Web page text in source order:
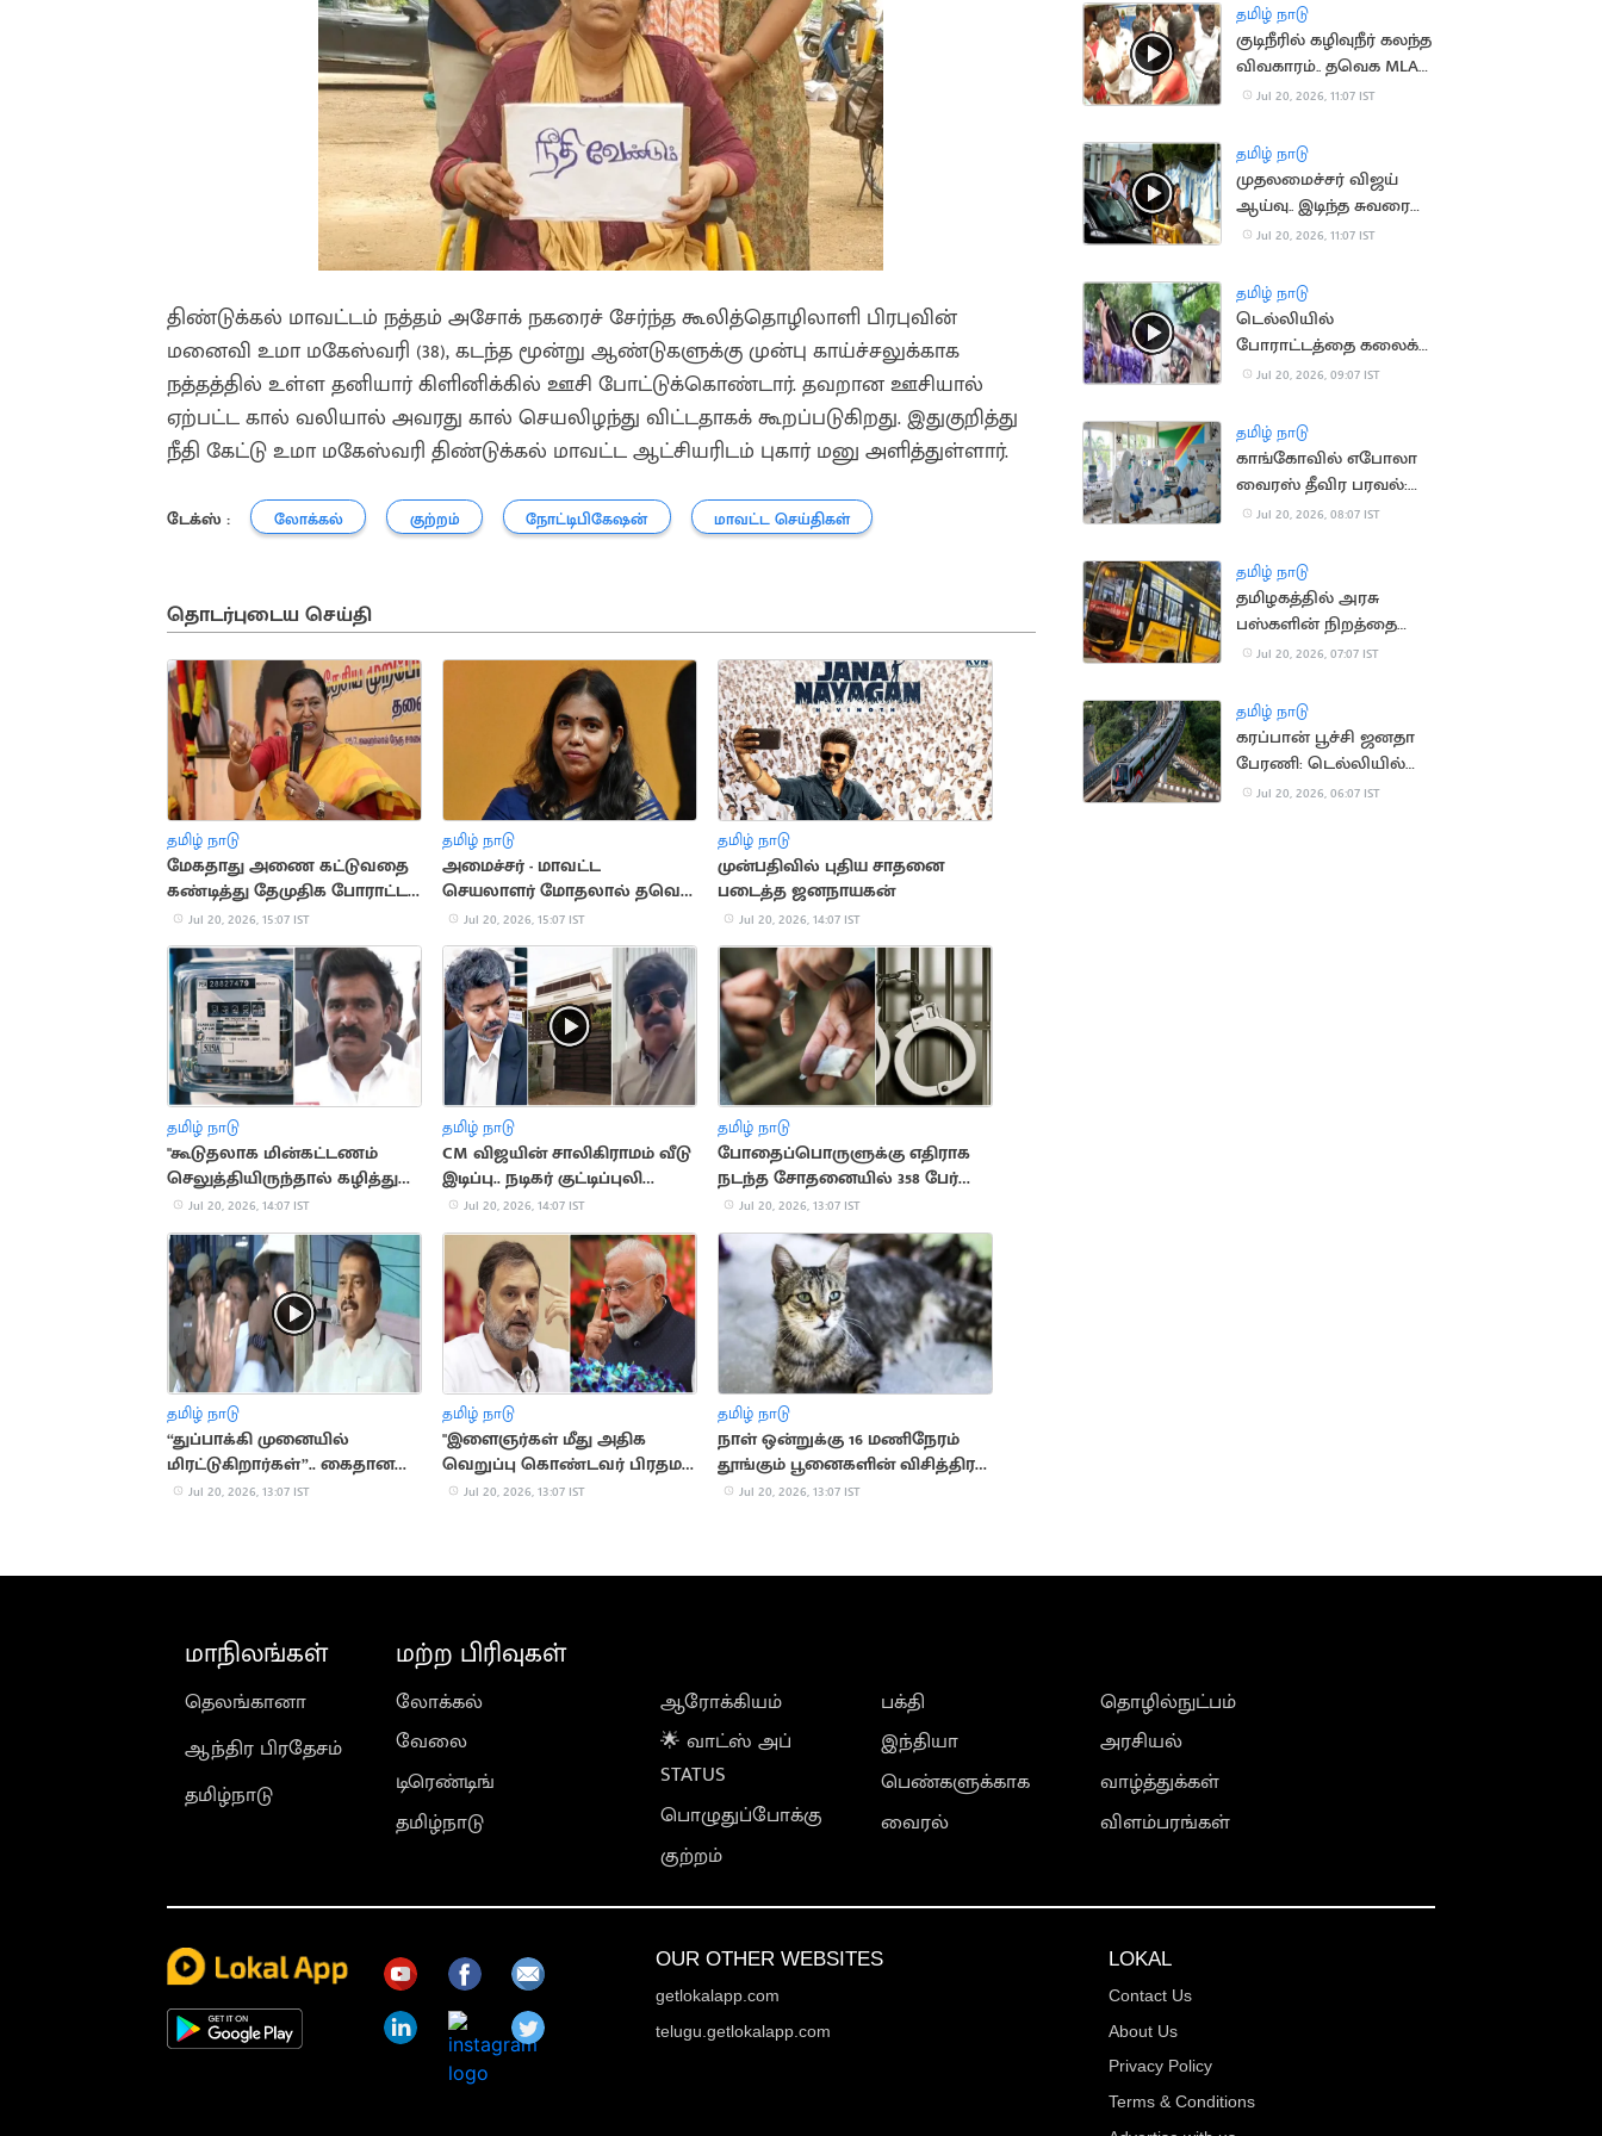
திண்டுக்கல் மாவட்டம் நத்தம் அசோக் நகரைச் சேர்ந்த கூலித்தொழிலாளி பிரபுவின்
மனைவி உமா மகேஸ்வரி (38), கடந்த மூன்று ஆண்டுகளுக்கு முன்பு காய்ச்சலுக்காக
நத்தத்தில் உள்ள தனியார் கிளினிக்கில் ஊசி போட்டுக்கொண்டார். தவறான ஊசியால்
ஏற்பட்ட கால் வலியால் அவரது கால் செயலிழந்து விட்டதாகக் கூறப்படுகிறது. இதுகுறித்து
நீதி கேட்டு உமா மகேஸ்வரி திண்டுக்கல் மாவட்ட ஆட்சியரிடம் புகார் மனு அளித்துள்ளார்.
டேக்ஸ் : லோக்கல் குற்றம் நோட்டிபிகேஷன் மாவட்ட செய்திகள்
தொடர்புடைய செய்தி
தமிழ் நாடு
மேகதாது அணை கட்டுவதை
கண்டித்து தேமுதிக போராட்டம்
அறிவிப்பு
Jul 20, 2026, 15:07 IST
தமிழ் நாடு
அமைச்சர் - மாவட்ட
செயலாளர் மோதலால் தவெக
பொதுக்கூட்டம் ரத்து
Jul 20, 2026, 15:07 IST
தமிழ் நாடு
முன்பதிவில் புதிய சாதனை
படைத்த ஜனநாயகன்
Jul 20, 2026, 14:07 IST
தமிழ் நாடு
"கூடுதலாக மின்கட்டணம்
செலுத்தியிருந்தால் கழித்துக்
கொள்ளப்படும்".. அமைச்சர்
நிர்மல்குமார்
Jul 20, 2026, 14:07 IST
தமிழ் நாடு
CM விஜயின் சாலிகிராமம் வீடு
இடிப்பு.. நடிகர் குட்டிப்புலி
சரவணன் வேதனை
Jul 20, 2026, 14:07 IST
தமிழ் நாடு
போதைப்பொருளுக்கு எதிராக
நடந்த சோதனையில் 358 பேர்
கைது
Jul 20, 2026, 13:07 IST
தமிழ் நாடு
“துப்பாக்கி முனையில்
மிரட்டுகிறார்கள்”.. கைதான
MLA மார்க்கண்டேயன் கதறல்
Jul 20, 2026, 13:07 IST
தமிழ் நாடு
"இளைஞர்கள் மீது அதிக
வெறுப்பு கொண்டவர் பிரதமர்
மோடி".. ராகுல்காந்தி
Jul 20, 2026, 13:07 IST
தமிழ் நாடு
நாள் ஒன்றுக்கு 16 மணிநேரம்
தூங்கும் பூனைகளின் விசித்திர
பழக்கவழக்கங்கள்
Jul 20, 2026, 13:07 IST
தமிழ் நாடு
குடிநீரில் கழிவுநீர் கலந்த
விவகாரம்.. தவெக MLA
முன் நடந்த மோதல்
Jul 20, 2026, 11:07 IST
தமிழ் நாடு
முதலமைச்சர் விஜய்
ஆய்வு.. இடிந்த சுவரை
துணியால் மறைத்ததால்
Jul 20, 2026, 11:07 IST
தமிழ் நாடு
டெல்லியில்
போராட்டத்தை கலைக்க
கண்ணீர் புகைகுண்டு
Jul 20, 2026, 09:07 IST
தமிழ் நாடு
காங்கோவில் எபோலா
வைரஸ் தீவிர பரவல்:
930 பேர் பலி
Jul 20, 2026, 08:07 IST
தமிழ் நாடு
தமிழகத்தில் அரசு
பஸ்களின் நிறத்தை
மாற்ற அரசு திட்டம்?
Jul 20, 2026, 07:07 IST
தமிழ் நாடு
கரப்பான் பூச்சி ஜனதா
பேரணி: டெல்லியில்
மெட்ரோ நிலையங்கள்
Jul 20, 2026, 06:07 IST
மாநிலங்கள்
தெலங்கானா
ஆந்திர பிரதேசம்
தமிழ்நாடு
மற்ற பிரிவுகள்
லோக்கல்
வேலை
டிரெண்டிங்
தமிழ்நாடு
ஆரோக்கியம்
🌟 வாட்ஸ் அப்
STATUS
பொழுதுப்போக்கு
குற்றம்
பக்தி
இந்தியா
பெண்களுக்காக
வைரல்
தொழில்நுட்பம்
அரசியல்
வாழ்த்துக்கள்
விளம்பரங்கள்
OUR OTHER WEBSITES
getlokalapp.com
telugu.getlokalapp.com
LOKAL
Contact Us
About Us
Privacy Policy
Terms & Conditions